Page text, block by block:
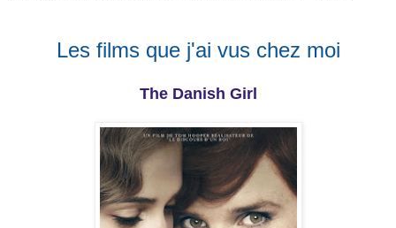
Les films que j'ai vus chez moi
The Danish Girl